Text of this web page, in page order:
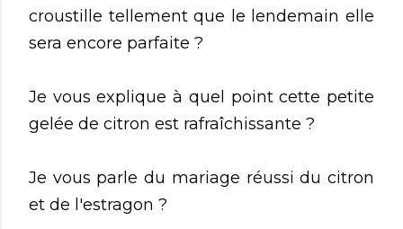
croustille tellement que le lendemain elle
sera encore parfaite ?
Je vous explique à quel point cette petite
gelée de citron est rafraîchissante ?
Je vous parle du mariage réussi du citron
et de l'estragon ?